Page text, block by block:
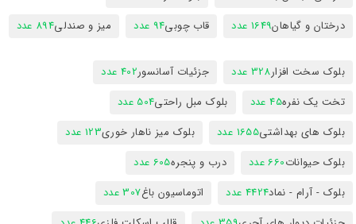
درختان و گیاهان1649 عدد قاب چوبی94 عدد میز و صندلی894 عدد
بلوک سخت افزار328 عدد جزئیات آسانسور402 عدد
تخت یک نفره45 عدد بلوک مبل راحتی504 عدد
بلوک های بهداشتی1655 عدد بلوک میز ناهار خوری123 عدد
بلوک حیوانات660 عدد درب و پنجره605 عدد
بلوک - آرام - نماد4424 عدد اتوماسیون باغ307 عدد